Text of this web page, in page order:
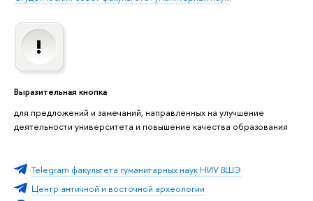
Выразительная кнопка
для предложений и замечаний, направленных на улучшение
деятельности университета и повышение качества образования
Telegram факультета гуманитарных наук НИУ ВШЭ
Центр античной и восточной археологии